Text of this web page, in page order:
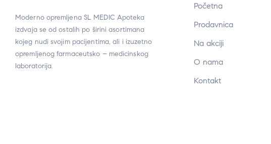
Moderno opremljena SL MEDIC Apoteka
izdvaja se od ostalih po širini asortimana
kojeg nudi svojim pacijentima, ali i izuzetno
opremljenog farmaceutsko – medicinskog
laboratorija.
Početna
Prodavnica
Na akciji
O nama
Kontakt